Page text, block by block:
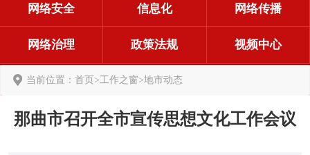
网络安全 信息化 网络传播
网络治理 政策法规 视频中心
当前位置： 首页>工作之窗>地市动态
那曲市召开全市宣传思想文化工作会议